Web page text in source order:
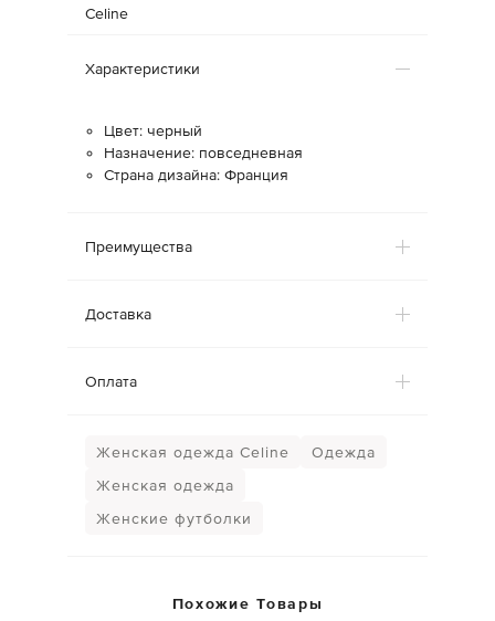
Celine
Характеристики
Цвет: черный
Назначение: повседневная
Страна дизайна: Франция
Преимущества
Доставка
Оплата
Женская одежда Celine
Одежда
Женская одежда
Женские футболки
Похожие Товары